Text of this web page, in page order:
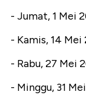
- Jumat, 1 Mei
- Kamis, 14 Mei
- Rabu, 27 Mei
- Minggu, 31